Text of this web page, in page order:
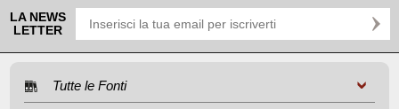
LA NEWS
LETTER
Tutte le Fonti